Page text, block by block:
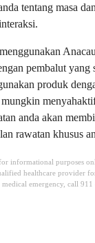
tentang masa
pembalut yang
produk
anda akan
rawatan khusus
informational purposes
healthcare provider
emergency, call 911